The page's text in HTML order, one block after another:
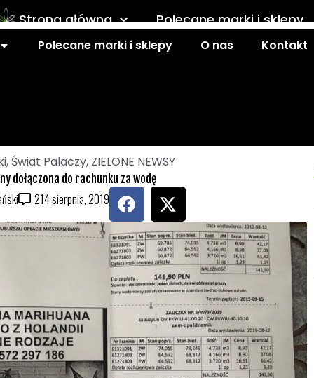
Strona główna Polecane marki i sklepy
Kontakt
Polecane marki i sklepy O nas Kontakt
, Świat Palaczy, ZIELONE NEWSY
dołączona do rachunku za wodę
214 sierpnia, 2019 F
a
c
e
b
o
o
X
-
t
w
i
t
t
e
r